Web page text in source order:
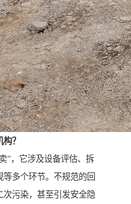
？
”，它涉及设备评估、拆
多个环节。不规范的回
次污染，甚至引发安全隐